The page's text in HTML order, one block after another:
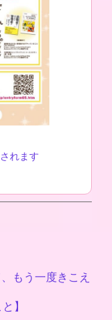
れます
もう一度きこえ
】